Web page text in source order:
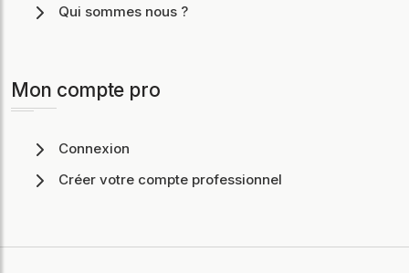
Qui sommes nous ?
Mon compte pro
Connexion
Créer votre compte professionnel